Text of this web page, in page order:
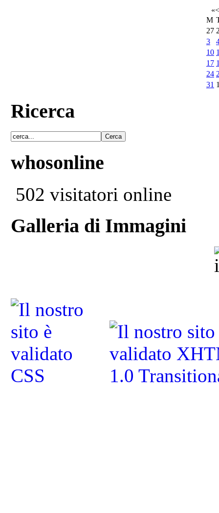
«<
M
27
3
10
17
24
31
Ricerca
whosonline
502 visitatori online
Galleria di Immagini